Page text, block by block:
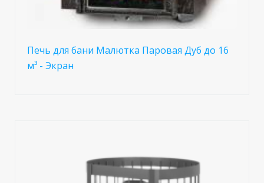
Печь для бани Малютка Паровая Дуб до 16
м³ - Экран